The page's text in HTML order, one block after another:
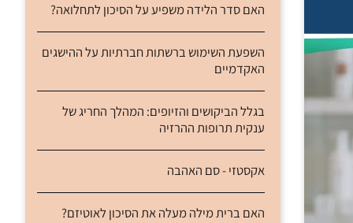
האם סדר הלידה משפיע על הסיכון לתחלואה?
השפעת השימוש ברשתות חברתיות על ההישגים
האקדמיים
בגלל הביקושים והזיופים: המהלך החריג של
ענקית תרופות ההרזיה
אקסטזי - סם האהבה
האם ברית מילה מעלה את הסיכון לאוטיזם?